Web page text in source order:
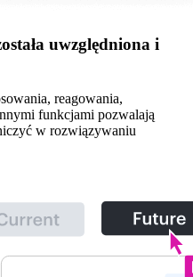
uwzględniona i
reagowania,
funkcjami pozwalają
w rozwiązywaniu